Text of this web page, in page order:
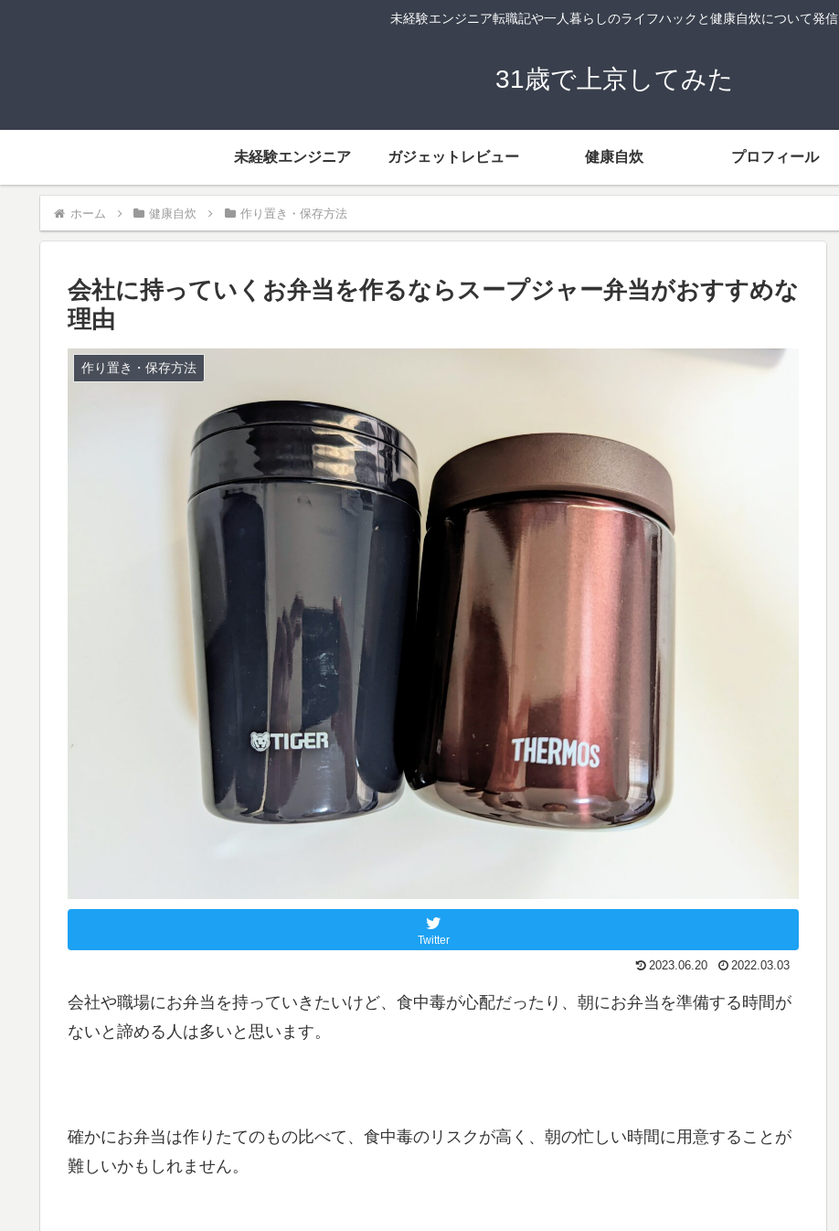
未経験エンジニア転職記や一人暮らしのライフハックと健康自炊について発信
31歳で上京してみた
未経験エンジニア ガジェットレビュー 健康自炊 プロフィール
ホーム 健康自炊 作り置き・保存方法
会社に持っていくお弁当を作るならスープジャー弁当がおすすめな
理由
作り置き・保存方法
Twitter
2023.06.20 2022.03.03
会社や職場にお弁当を持っていきたいけど、食中毒が心配だったり、朝にお弁当を準備する時間が
ないと諦める人は多いと思います。
確かにお弁当は作りたてのもの比べて、食中毒のリスクが高く、朝の忙しい時間に用意することが
難しいかもしれません。